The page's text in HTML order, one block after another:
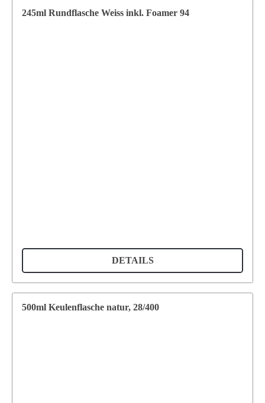
245ml Rundflasche Weiss inkl. Foamer 94
DETAILS
500ml Keulenflasche natur, 28/400